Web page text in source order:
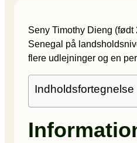
Seny Timothy Dieng
Senegal på
flere udlejninger og en
Indholdsfortegnelse